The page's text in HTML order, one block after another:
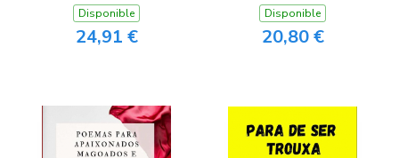
Disponible
24,91 €
Disponible
20,80 €